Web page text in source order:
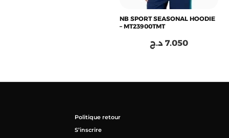
NB SPORT SEASONAL HOODIE
– MT23900TMT
7.050 د.ج
Politique retour
S’inscrire